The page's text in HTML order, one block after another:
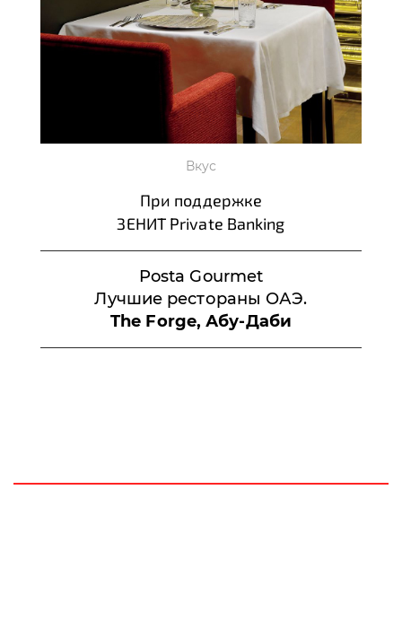
Вкус
При поддержке
ЗЕНИТ Private Banking
Posta Gourmet
Лучшие рестораны ОАЭ.
The Forge, Абу-Даби